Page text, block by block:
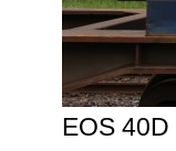
EOS